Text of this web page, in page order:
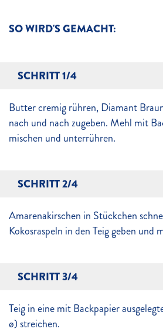
SO WIRD'S GEMACHT:
SCHRITT 1/4
Butter cremig rühren, Diamant
nach und nach zugeben. Mehl mit
mischen und unterrühren.
SCHRITT 2/4
Amarenakirschen in Stückchen
Kokosraspeln in den Teig geben
SCHRITT 3/4
Teig in eine mit Backpapier
ø) streichen.